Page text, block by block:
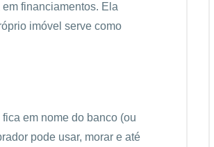
financiamentos. Ela
imóvel serve como
em nome do banco (ou
pode usar, morar e até